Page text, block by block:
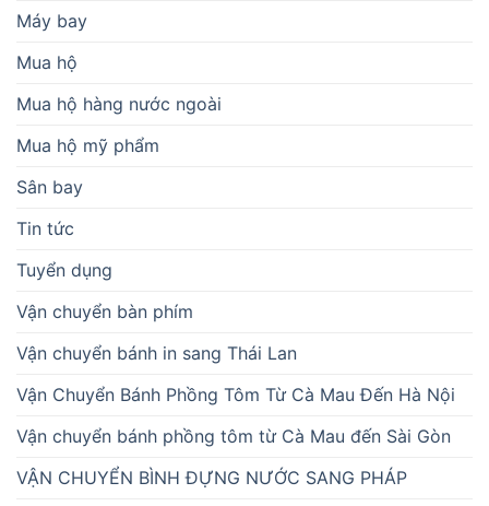
Máy bay
Mua hộ
Mua hộ hàng nước ngoài
Mua hộ mỹ phẩm
Sân bay
Tin tức
Tuyển dụng
Vận chuyển bàn phím
Vận chuyển bánh in sang Thái Lan
Vận Chuyển Bánh Phồng Tôm Từ Cà Mau Đến Hà Nội
Vận chuyển bánh phồng tôm từ Cà Mau đến Sài Gòn
VẬN CHUYỂN BÌNH ĐỰNG NƯỚC SANG PHÁP